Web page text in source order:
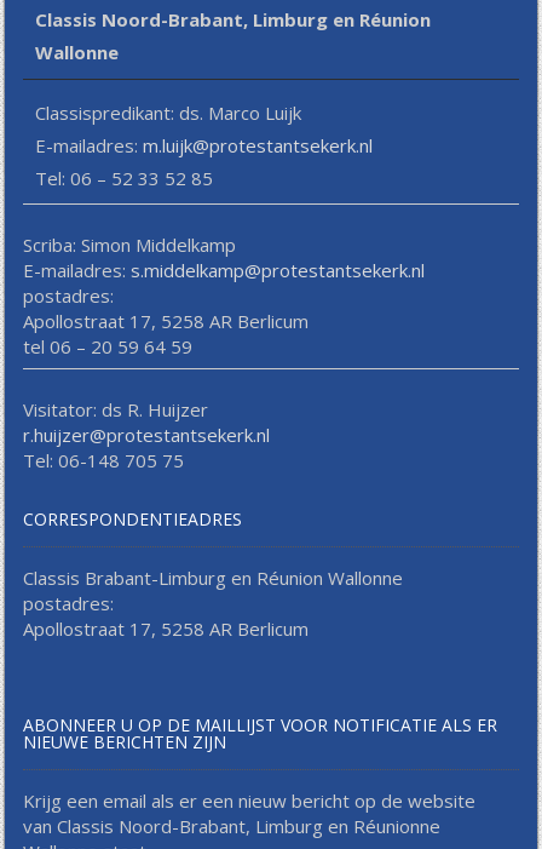
Classis Noord-Brabant, Limburg en Réunion
Wallonne
Classispredikant: ds. Marco Luijk
E-mailadres:m.luijk@protestantsekerk.nl
Tel: 06 – 52 33 52 85
Scriba: Simon Middelkamp
E-mailadres: s.middelkamp@protestantsekerk.nl
postadres:
Apollostraat 17, 5258 AR Berlicum
tel 06 – 20 59 64 59
Visitator: ds R. Huijzer
r.huijzer@protestantsekerk.nl
Tel: 06-148 705 75
CORRESPONDENTIEADRES
Classis Brabant-Limburg en Réunion Wallonne
postadres:
Apollostraat 17, 5258 AR Berlicum
ABONNEER U OP DE MAILLIJST VOOR NOTIFICATIE ALS ER
NIEUWE BERICHTEN ZIJN
Krijg een email als er een nieuw bericht op de website
van Classis Noord-Brabant, Limburg en Réunionne